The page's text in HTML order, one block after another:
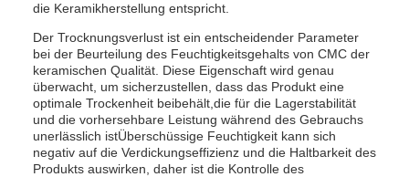
die Keramikherstellung entspricht.
Der Trocknungsverlust ist ein entscheidender Parameter
bei der Beurteilung des Feuchtigkeitsgehalts von CMC der
keramischen Qualität. Diese Eigenschaft wird genau
überwacht, um sicherzustellen, dass das Produkt eine
optimale Trockenheit beibehält,die für die Lagerstabilität
und die vorhersehbare Leistung während des Gebrauchs
unerlässlich istÜberschüssige Feuchtigkeit kann sich
negativ auf die Verdickungseffizienz und die Haltbarkeit des
Produkts auswirken, daher ist die Kontrolle des